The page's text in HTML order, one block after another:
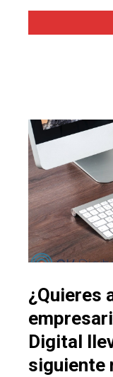
¿Quieres
Digital
siguiente